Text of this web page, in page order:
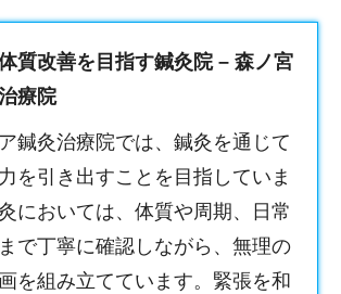
質改善を目指す鍼灸院 – 森ノ宮
療院
鍼灸治療院では、鍼灸を通じて
を引き出すことを目指していま
においては、体質や周期、日常
で丁寧に確認しながら、無理の
を組み立てています。緊張を和